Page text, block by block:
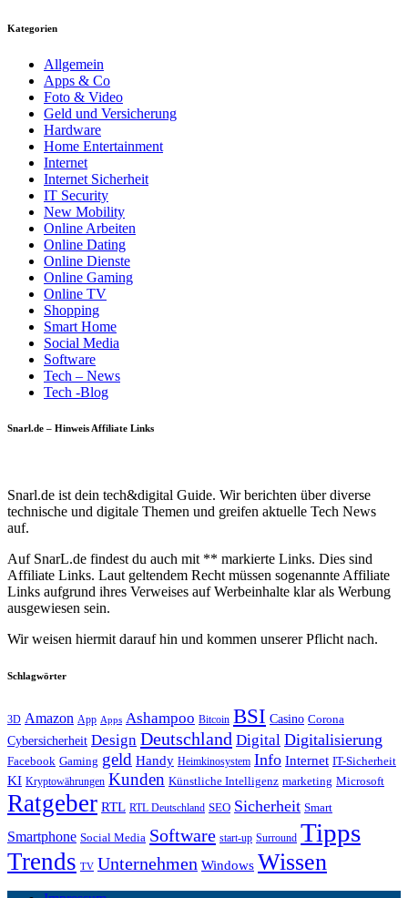
Kategorien
Allgemein
Apps & Co
Foto & Video
Geld und Versicherung
Hardware
Home Entertainment
Internet
Internet Sicherheit
IT Security
New Mobility
Online Arbeiten
Online Dating
Online Dienste
Online Gaming
Online TV
Shopping
Smart Home
Social Media
Software
Tech – News
Tech -Blog
Snarl.de – Hinweis Affiliate Links
Snarl.de ist dein tech&digital Guide. Wir berichten über diverse
technische und digitale Themen und greifen aktuelle Tech News
auf.
Auf SnarL.de findest du auch mit ** markierte Links. Dies sind
Affiliate Links. Laut geltendem Recht müssen sogenannte Affiliate
Links aufgrund ihres Verweises auf Werbeinhalte klar als Werbung
ausgewiesen sein.
Wir weisen hiermit darauf hin und kommen unserer Pflicht nach.
Schlagwörter
3D Amazon App Apps Ashampoo Bitcoin BSI Casino Corona
Cybersicherheit Design Deutschland Digital Digitalisierung
Facebook Gaming geld Handy Heimkinosystem Info Internet IT-Sicherheit
KI Kryptowährungen Kunden Künstliche Intelligenz marketing Microsoft
Ratgeber RTL RTL Deutschland SEO Sicherheit Smart
Smartphone Social Media Software start-up Surround Tipps
Trends TV Unternehmen Windows Wissen